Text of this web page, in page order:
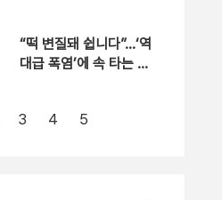
“떡 변질돼 쉽니다”…‘역
대급 폭염’에 속 타는 골
3 4 5